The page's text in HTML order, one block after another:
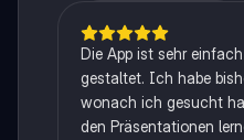
Die App ist sehr
gestaltet. Ich habe
wonach ich gesucht
den Präsentationen